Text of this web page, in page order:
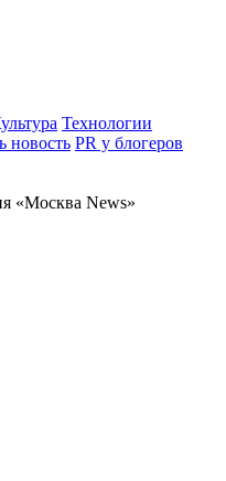
Технологии
новость PR у блогеров
«Москва News»